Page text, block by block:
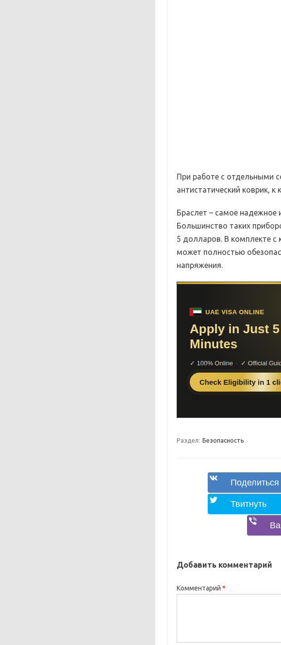
При работе с отдельными
антистатический коврик,
Браслет – самое надежное
Большинство таких
5 долларов. В комплекте
может полностью
напряжения.
Раздел: Безопасность
Добавить комментарий
Комментарий*